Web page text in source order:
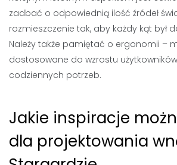
zadbać o odpowiednią ilość źródeł
rozmieszczenie tak, aby każdy kąt był
Należy także pamiętać o ergonomii –
dostosowane do wzrostu
codziennych potrzeb.
Jakie inspiracje
dla projektowania